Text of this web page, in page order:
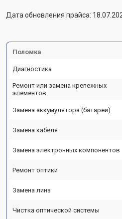
Дата обновления прайса:
Поломка
Диагностика
Ремонт или замена крепежных
элементов
Замена аккумулятора (батареи)
Замена кабеля
Замена электронных компонентов
Ремонт оптики
Замена линз
Чистка оптической системы